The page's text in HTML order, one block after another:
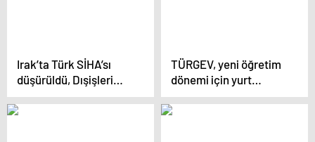
Irak’ta Türk SİHA’sı
düşürüldü, Dışişleri
Bakanlığı’ndan
açıklama geldi
TÜRGEV, yeni öğretim
dönemi için yurt
başvurularını alıyor